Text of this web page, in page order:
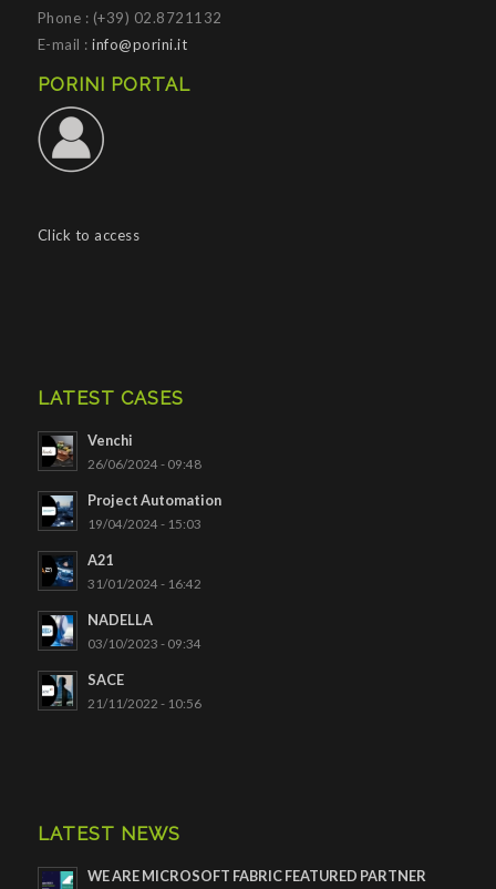
Phone : (+39) 02.8721132
E-mail :info@porini.it
PORINI PORTAL
Click to access
LATEST CASES
Venchi
26/06/2024 - 09:48
Project Automation
19/04/2024 - 15:03
A21
31/01/2024 - 16:42
NADELLA
03/10/2023 - 09:34
SACE
21/11/2022 - 10:56
LATEST NEWS
WE ARE MICROSOFT FABRIC FEATURED PARTNER